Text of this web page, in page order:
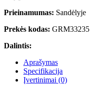
Prieinamumas: Sandėlyje
Prekės kodas: GRM33235
Dalintis:
Aprašymas
Specifikacija
Įvertinimai (0)